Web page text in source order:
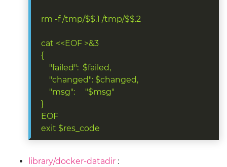
rm -f /tmp/$$.1 /tmp/$$.2
cat <<EOF >&3
{
"failed":  $failed,
"changed": $changed,
"msg":     "$msg"
}
EOF
exit $res_code
library/docker-datadir :